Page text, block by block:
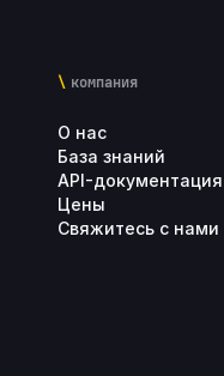
компания
О нас
База знаний
API-документация
Цены
Свяжитесь с нами